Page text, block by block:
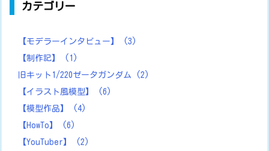
カテゴリー
【モデラーインタビュー】
(3)
【制作記】
(1)
旧キット1/220ゼータガンダム
(2)
【イラスト風模型】
(6)
【模型作品】
(4)
【HowTo】
(6)
【YouTuber】
(2)